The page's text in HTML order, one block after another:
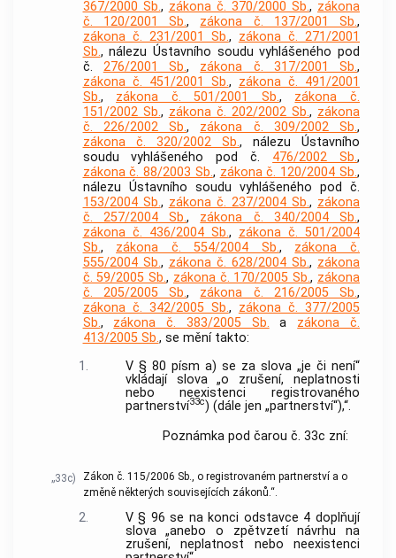
367/2000 Sb., zákona č. 370/2000 Sb., zákona
č. 120/2001 Sb., zákona č. 137/2001 Sb.,
zákona č. 231/2001 Sb., zákona č. 271/2001
Sb., nálezu Ústavního soudu vyhlášeného pod
č. 276/2001 Sb., zákona č. 317/2001 Sb.,
zákona č. 451/2001 Sb., zákona č. 491/2001
Sb., zákona č. 501/2001 Sb., zákona č.
151/2002 Sb., zákona č. 202/2002 Sb., zákona
č. 226/2002 Sb., zákona č. 309/2002 Sb.,
zákona č. 320/2002 Sb., nálezu Ústavního
soudu vyhlášeného pod č. 476/2002 Sb.,
zákona č. 88/2003 Sb., zákona č. 120/2004 Sb.,
nálezu Ústavního soudu vyhlášeného pod č.
153/2004 Sb., zákona č. 237/2004 Sb., zákona
č. 257/2004 Sb., zákona č. 340/2004 Sb.,
zákona č. 436/2004 Sb., zákona č. 501/2004
Sb., zákona č. 554/2004 Sb., zákona č.
555/2004 Sb., zákona č. 628/2004 Sb., zákona
č. 59/2005 Sb., zákona č. 170/2005 Sb., zákona
č. 205/2005 Sb., zákona č. 216/2005 Sb.,
zákona č. 342/2005 Sb., zákona č. 377/2005
Sb., zákona č. 383/2005 Sb. a zákona č.
413/2005 Sb., se mění takto:
1.
V § 80 písm a) se za slova „je či není“
vkládají slova „o zrušení, neplatnosti
nebo neexistenci registrovaného
partnerství33c) (dále jen „partnerství“),“.
Poznámka pod čarou č. 33c zní:
„33c)
Zákon č. 115/2006 Sb., o registrovaném partnerství a o
změně některých souvisejících zákonů.“.
2.
V § 96 se na konci odstavce 4 doplňují
slova „anebo o zpětvzetí návrhu na
zrušení, neplatnost nebo neexistenci